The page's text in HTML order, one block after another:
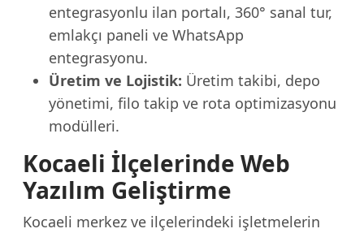
entegrasyonlu ilan portalı, 360° sanal tur,
emlakçı paneli ve WhatsApp
entegrasyonu.
Üretim ve Lojistik: Üretim takibi, depo
yönetimi, filo takip ve rota optimizasyonu
modülleri.
Kocaeli İlçelerinde Web
Yazılım Geliştirme
Kocaeli merkez ve ilçelerindeki işletmelerin